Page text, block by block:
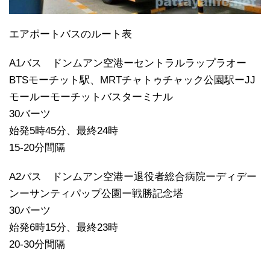
エアポートバスのルート表
A1バス ドンムアン空港ーセントラルラップラオー
BTSモーチット駅、MRTチャトゥチャック公園駅ーJJ
モールーモーチットバスターミナル
30バーツ
始発5時45分、最終24時
15-20分間隔
A2バス ドンムアン空港ー退役者総合病院ーディデー
ンーサンティパップ公園ー戦勝記念塔
30バーツ
始発6時15分、最終23時
20-30分間隔